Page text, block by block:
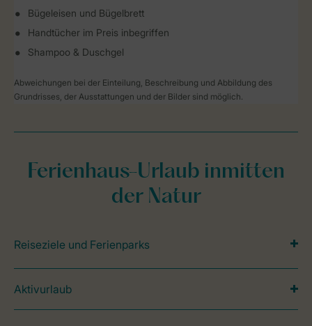
Bügeleisen und Bügelbrett
Handtücher im Preis inbegriffen
Shampoo & Duschgel
Abweichungen bei der Einteilung, Beschreibung und Abbildung des
Grundrisses, der Ausstattungen und der Bilder sind möglich.
Ferienhaus-Urlaub inmitten
der Natur
Reiseziele und Ferienparks
Aktivurlaub